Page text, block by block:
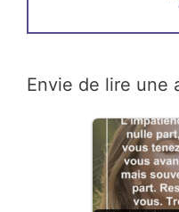
Envie de lire une